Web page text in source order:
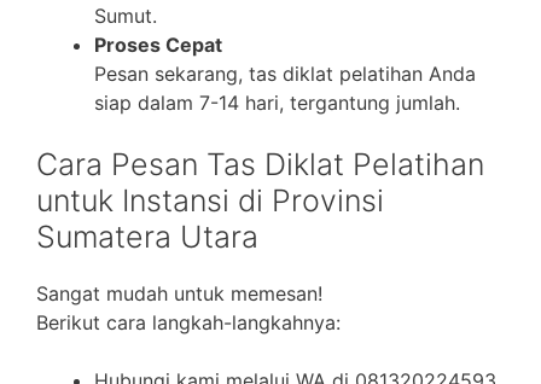
Sumut.
Proses Cepat
Pesan sekarang, tas diklat pelatihan Anda
siap dalam 7-14 hari, tergantung jumlah.
Cara Pesan Tas Diklat Pelatihan
untuk Instansi di Provinsi
Sumatera Utara
Sangat mudah untuk memesan!
Berikut cara langkah-langkahnya: